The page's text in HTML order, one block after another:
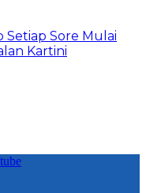
Sore Mulai
Kartini